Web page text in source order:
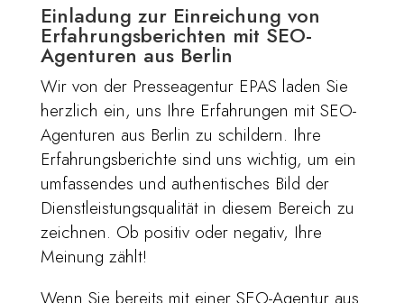
Einladung zur Einreichung von
Erfahrungsberichten mit SEO-
Agenturen aus Berlin
Wir von der Presseagentur EPAS laden Sie
herzlich ein, uns Ihre Erfahrungen mit SEO-
Agenturen aus Berlin zu schildern. Ihre
Erfahrungsberichte sind uns wichtig, um ein
umfassendes und authentisches Bild der
Dienstleistungsqualität in diesem Bereich zu
zeichnen. Ob positiv oder negativ, Ihre
Meinung zählt!